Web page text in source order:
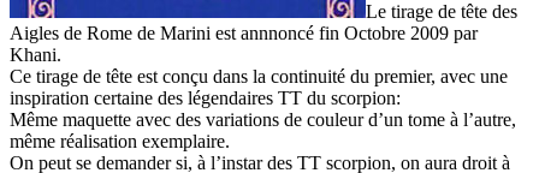
Le tirage de tête des
Aigles de Rome de Marini est annnoncé fin Octobre 2009 par
Khani.
Ce tirage de tête est conçu dans la continuité du premier, avec une
inspiration certaine des légendaires TT du scorpion:
Même maquette avec des variations de couleur d’un tome à l’autre,
même réalisation exemplaire.
On peut se demander si, à l’instar des TT scorpion, on aura droit à